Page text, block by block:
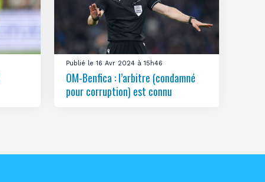
Publié le 16 Avr 2024 à 15h46
OM-Benfica : l’arbitre (condamné
pour corruption) est connu